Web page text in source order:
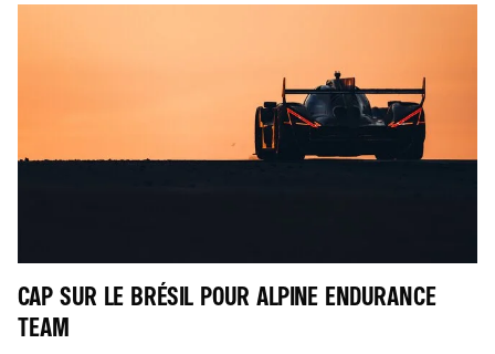
CAP SUR LE BRÉSIL POUR ALPINE ENDURANCE
TEAM